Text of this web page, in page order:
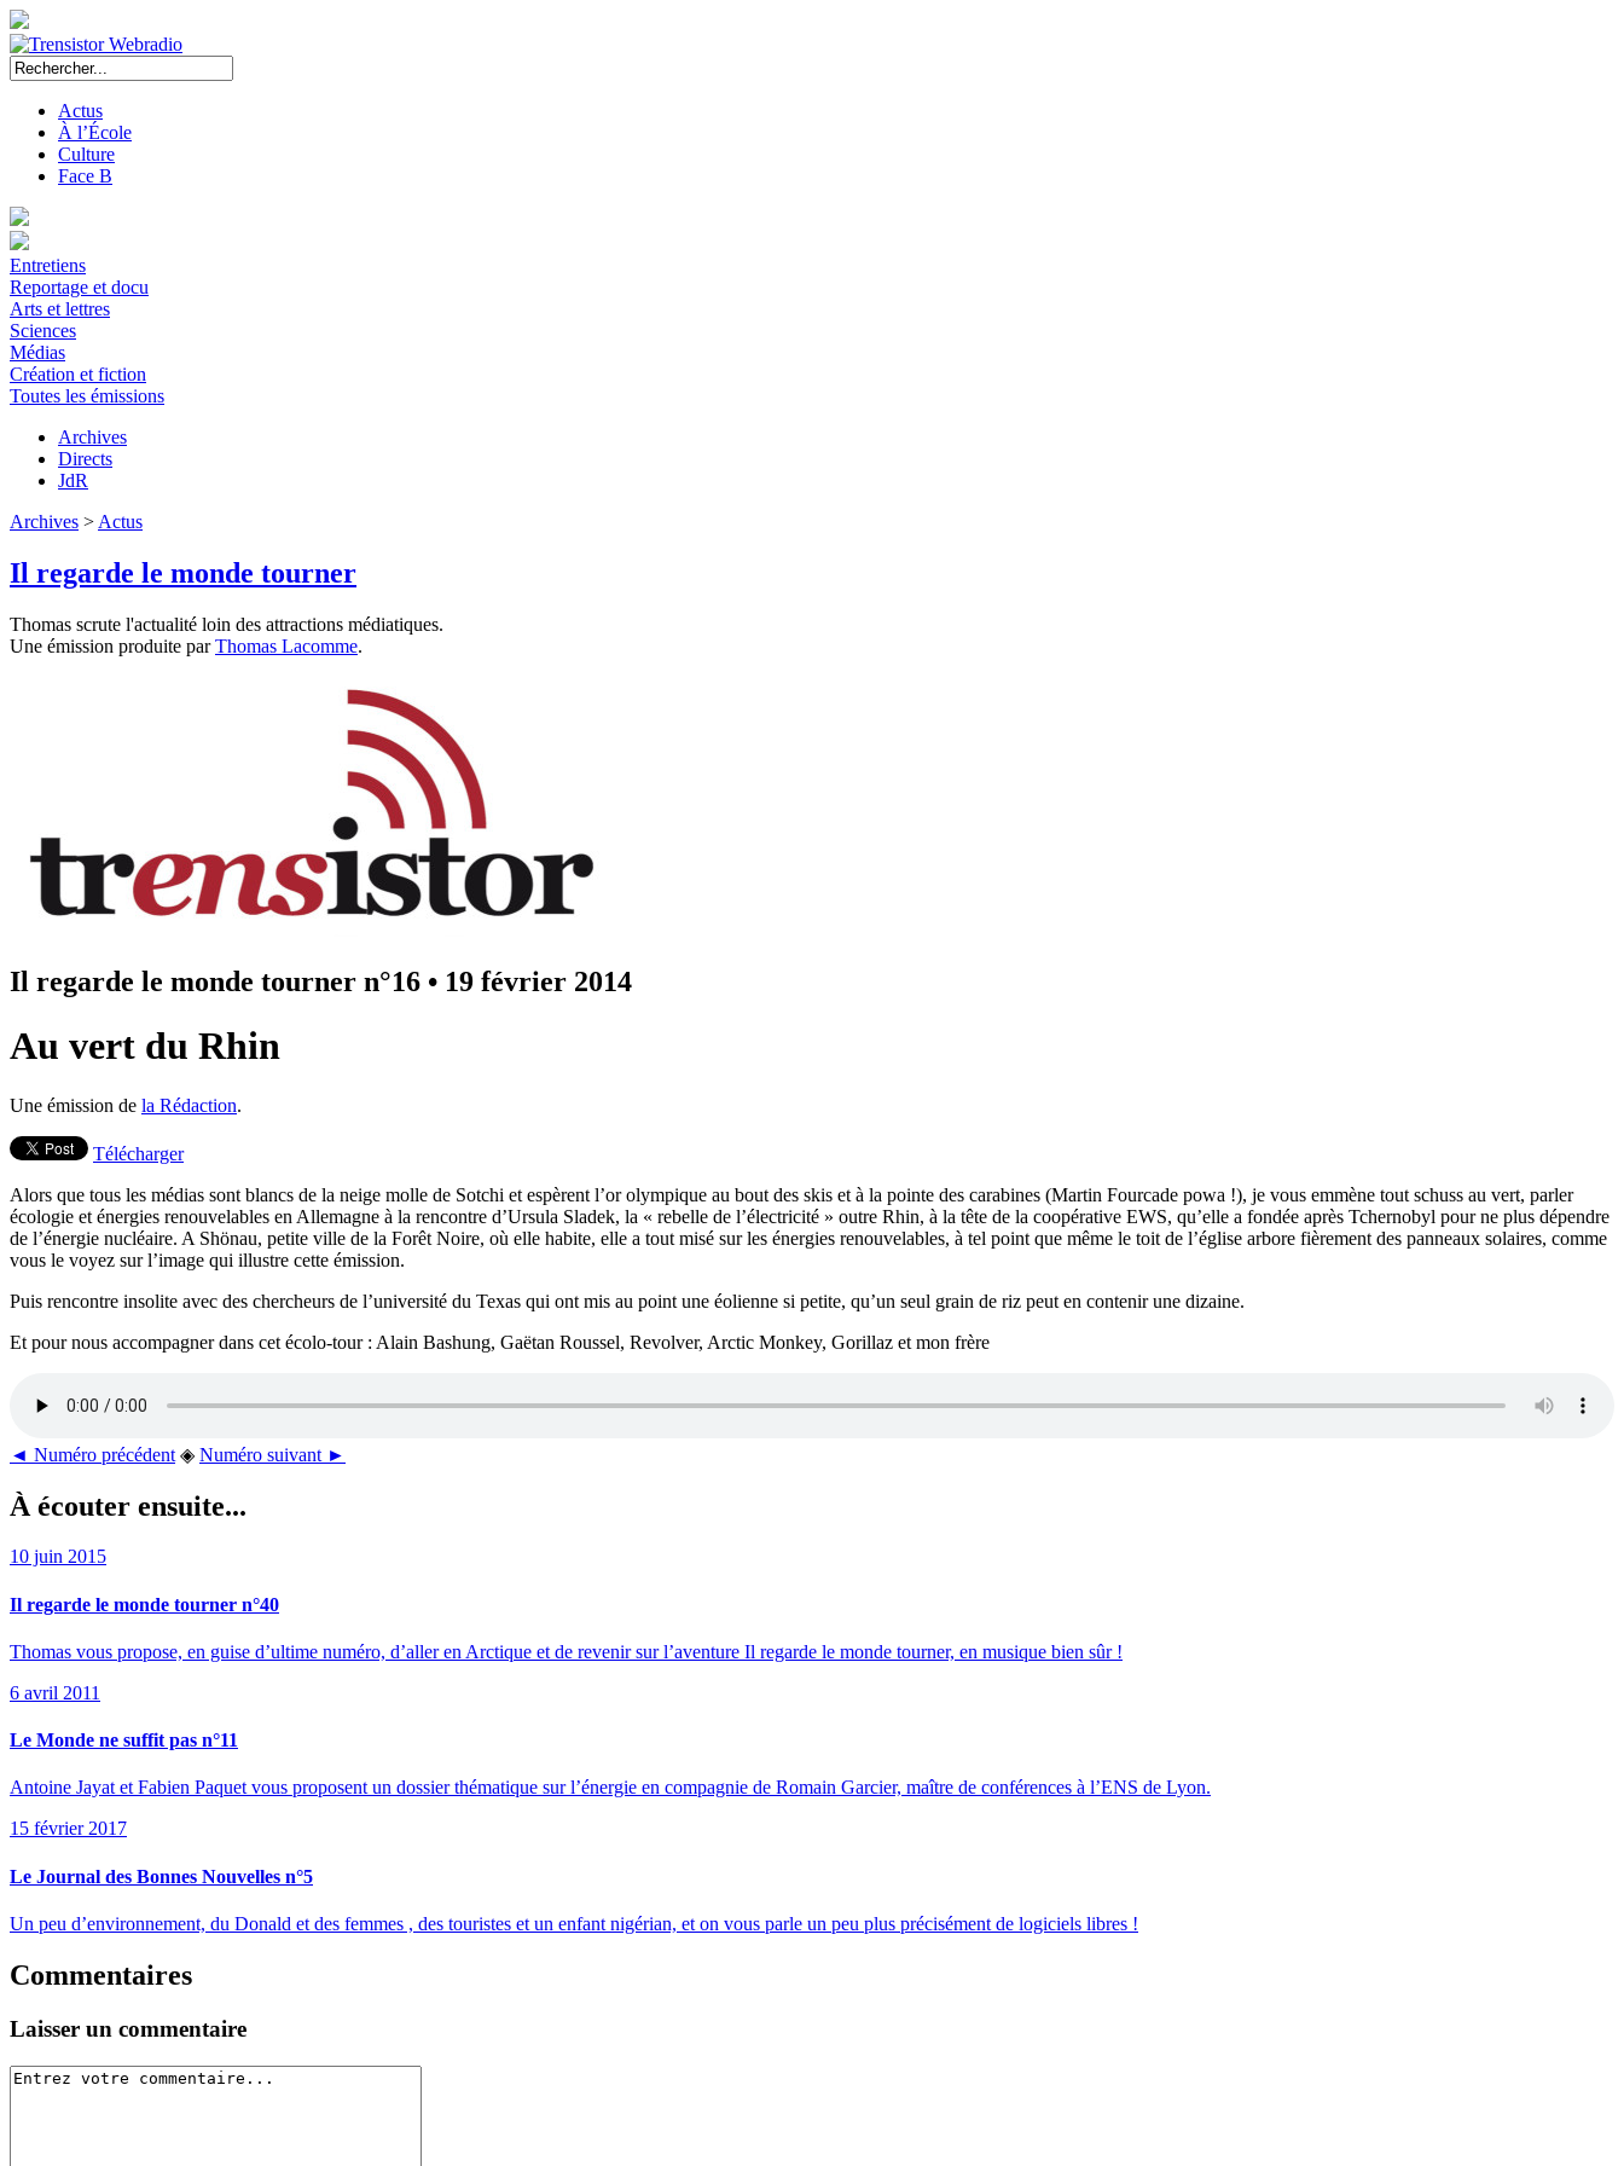
Actus
À l’École
Culture
Face B
Entretiens
Reportage et docu
Arts et lettres
Sciences
Médias
Création et fiction
Toutes les émissions
Archives
Directs
JdR
Archives > Actus
Il regarde le monde tourner
Thomas scrute l'actualité loin des attractions médiatiques.
Une émission produite parThomas Lacomme.
Il regarde le monde tourner n°16 • 19 février 2014
Au vert du Rhin
Une émission de la Rédaction.
Télécharger
Alors que tous les médias sont blancs de la neige molle de Sotchi et espèrent l’or olympique au bout des skis et à la pointe des carabines (Martin Fourcade powa !), je vous emmène tout schuss au vert, parler
écologie et énergies renouvelables en Allemagne à la rencontre d’Ursula Sladek, la « rebelle de l’électricité » outre Rhin, à la tête de la coopérative EWS, qu’elle a fondée après Tchernobyl pour ne plus dépendre
de l’énergie nucléaire. A Shönau, petite ville de la Forêt Noire, où elle habite, elle a tout misé sur les énergies renouvelables, à tel point que même le toit de l’église arbore fièrement des panneaux solaires, comme
vous le voyez sur l’image qui illustre cette émission.
Puis rencontre insolite avec des chercheurs de l’université du Texas qui ont mis au point une éolienne si petite, qu’un seul grain de riz peut en contenir une dizaine.
Et pour nous accompagner dans cet écolo-tour : Alain Bashung, Gaëtan Roussel, Revolver, Arctic Monkey, Gorillaz et mon frère
◄ Numéro précédent ◈ Numéro suivant ►
À écouter ensuite...
10 juin 2015
Il regarde le monde tourner n°40
Thomas vous propose, en guise d’ultime numéro, d’aller en Arctique et de revenir sur l’aventure Il regarde le monde tourner, en musique bien sûr !
6 avril 2011
Le Monde ne suffit pas n°11
Antoine Jayat et Fabien Paquet vous proposent un dossier thématique sur l’énergie en compagnie de Romain Garcier, maître de conférences à l’ENS de Lyon.
15 février 2017
Le Journal des Bonnes Nouvelles n°5
Un peu d’environnement, du Donald et des femmes , des touristes et un enfant nigérian, et on vous parle un peu plus précisément de logiciels libres !
Commentaires
Laisser un commentaire